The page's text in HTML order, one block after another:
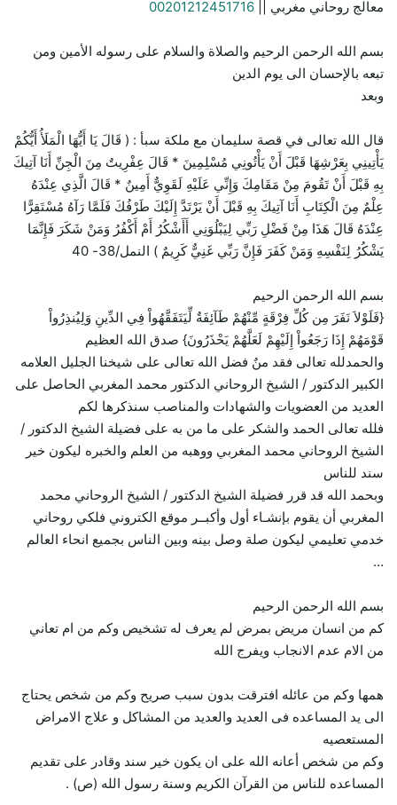
معالج روحاني مغربي || 00201212451716
بسم الله الرحمن الرحيم والصلاة والسلام على رسوله الأمين ومن
تبعه بالإحسان الى يوم الدين
وبعد
قال الله تعالى في قصة سليمان مع ملكة سبأ : ( قَالَ يَا أَيُّهَا الْمَلَأُ أَيُّكُمْ
يَأْتِينِي بِعَرْشِهَا قَبْلَ أَنْ يَأْتُونِي مُسْلِمِينَ * قَالَ عِفْرِيتٌ مِنَ الْجِنِّ أَنَا آتِيكَ
بِهِ قَبْلَ أَنْ تَقُومَ مِنْ مَقَامِكَ وَإِنِّي عَلَيْهِ لَقَوِيٌّ أَمِينٌ * قَالَ الَّذِي عِنْدَهُ
عِلْمٌ مِنَ الْكِتَابِ أَنَا آتِيكَ بِهِ قَبْلَ أَنْ يَرْتَدَّ إِلَيْكَ طَرْفُكَ فَلَمَّا رَآهُ مُسْتَقِرًّا
عِنْدَهُ قَالَ هَذَا مِنْ فَضْلِ رَبِّي لِيَبْلُوَنِي أَأَشْكُرُ أَمْ أَكْفُرُ وَمَنْ شَكَرَ فَإِنَّمَا
يَشْكُرُ لِنَفْسِهِ وَمَنْ كَفَرَ فَإِنَّ رَبِّي غَنِيٌّ كَرِيمٌ ) النمل/38- 40
بسم الله الرحمن الرحيم
{فَلَوْلاَ نَفَرَ مِن كُلِّ فِرْقَةٍ مِّنْهُمْ طَآئِفَةٌ لِّيَتَفَقَّهُواْ فِي الدِّينِ وَلِيُنذِرُواْ
قَوْمَهُمْ إِذَا رَجَعُواْ إِلَيْهِمْ لَعَلَّهُمْ يَحْذَرُونَ} صدق الله العظيم
والحمدلله تعالى فقد منٌ فضل الله تعالى على شيخنا الجليل العلامه
الكبير الدكتور / الشيخ الروحاني الدكتور محمد المغربي الحاصل على
العديد من العضويات والشهادات والمناصب سنذكرها لكم
فلله تعالى الحمد والشكر على ما من به على فضيلة الشيخ الدكتور /
الشيخ الروحاني محمد المغربي ووهبه من العلم والخبره ليكون خير
سند للناس
وبحمد الله قد قرر فضيلة الشيخ الدكتور / الشيخ الروحاني محمد
المغربي أن يقوم بإنشـاء أول وأكبــر موقع الكتروني فلكي روحاني
خدمي تعليمي ليكون صلة وصل بينه وبين الناس بجميع انحاء العالم
…
بسم الله الرحمن الرحيم
كم من انسان مريض بمرض لم يعرف له تشخيص وكم من ام تعاني
من الام عدم الانجاب ويفرج الله
همها وكم من عائله افترقت بدون سبب صريح وكم من شخص يحتاج
الى يد المساعده فى العديد والعديد من المشاكل و علاج الامراض
المستعصيه
وكم من شخص أعانه الله على ان يكون خير سند وقادر على تقديم
المساعده للناس من القرآن الكريم وسنة رسول الله (ص) .